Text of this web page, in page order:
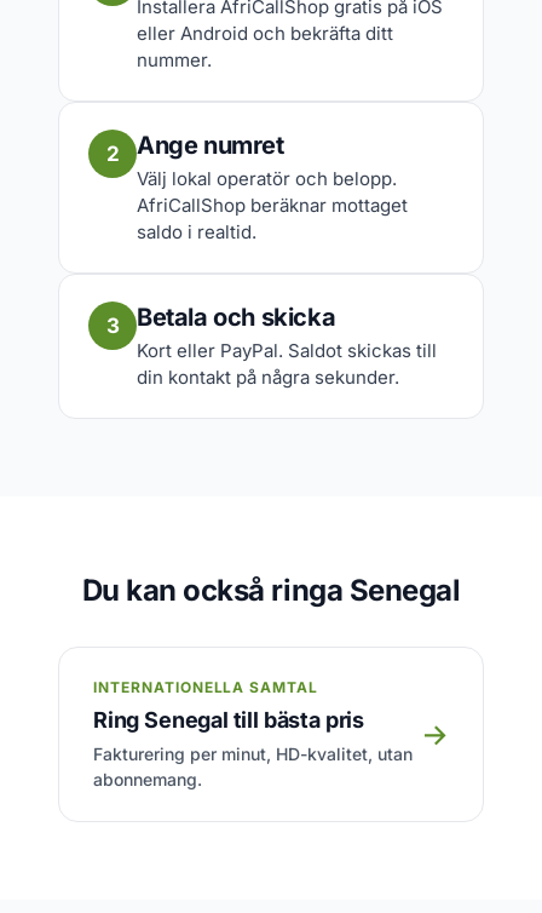
Installera AfriCallShop gratis på iOS
eller Android och bekräfta ditt
nummer.
2 Ange numret
Välj lokal operatör och belopp.
AfriCallShop beräknar mottaget
saldo i realtid.
3 Betala och skicka
Kort eller PayPal. Saldot skickas till
din kontakt på några sekunder.
Du kan också ringa Senegal
INTERNATIONELLA SAMTAL
Ring Senegal till bästa pris
Fakturering per minut, HD-kvalitet, utan
abonnemang.
→